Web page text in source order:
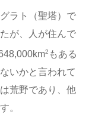
ラト（聖塔）で
が、人が住んで
2 もある
いかと言われて
荒野であり、他
。